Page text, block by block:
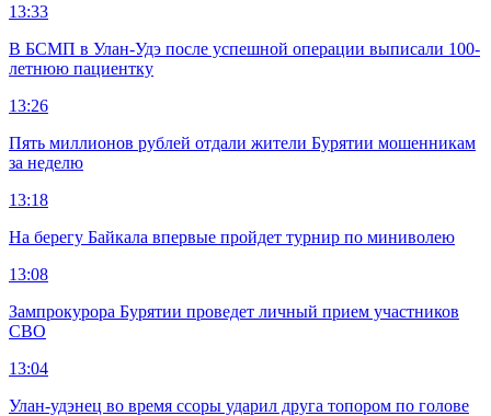
13:33
В БСМП в Улан-Удэ после успешной операции выписали 100-
летнюю пациентку
13:26
Пять миллионов рублей отдали жители Бурятии мошенникам
за неделю
13:18
На берегу Байкала впервые пройдет турнир по миниволею
13:08
Зампрокурора Бурятии проведет личный прием участников
СВО
13:04
Улан-удэнец во время ссоры ударил друга топором по голове